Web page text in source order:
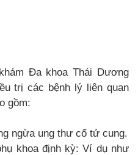
Đa khoa Thái Dương
trị các bệnh lý liên quan
gồm:
ngừa ung thư cổ tử cung.
khoa định kỳ: Ví dụ như